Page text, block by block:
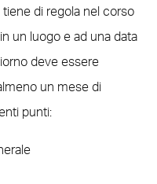
di regola nel corso
un luogo e ad una data
deve essere
un mese di
punti: